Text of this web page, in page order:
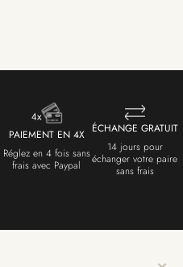
PAIEMENT EN 4X
Réglez en 4 fois sans
frais avec Paypal
ÉCHANGE GRATUIT
14 jours pour
échanger votre paire
sans frais